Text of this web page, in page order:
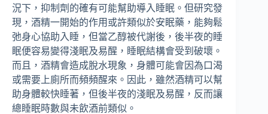
況下，抑制劑的確有可能幫助導入睡眠。但研究發
現，酒精一開始的作用或許類似於安眠藥，能夠鬆
弛身心協助入睡，但當乙醇被代謝後，後半夜的睡
眠便容易變得淺眠及易醒，睡眠結構會受到破壞。
而且，酒精會造成脫水現象，身體可能會因為口渴
或需要上廁所而頻頻醒來。因此，雖然酒精可以幫
助身體較快睡著，但後半夜的淺眠及易醒，反而讓
總睡眠時數與未飲酒前類似。